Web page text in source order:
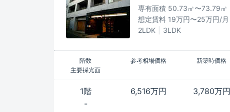
専有面積 50.73㎡〜73.79㎡
想定賃料 19万円〜25万円/月
2LDK
3LDK
階数 参考相場価格 新築時価格
主要採光面
1階 6,516万円 3,780万円
-